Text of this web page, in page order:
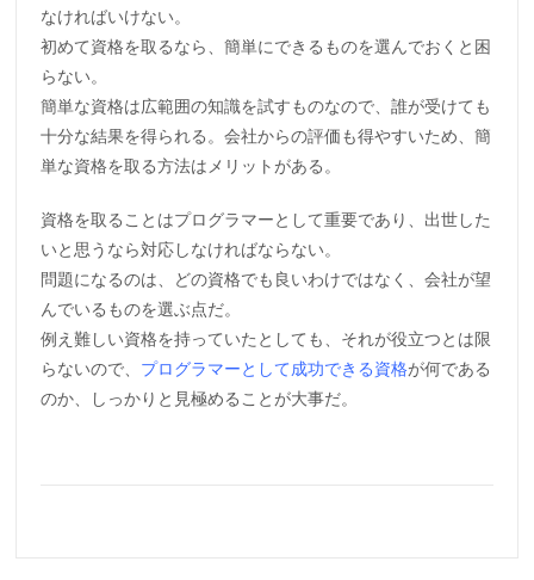
なければいけない。
初めて資格を取るなら、簡単にできるものを選んでおくと困
らない。
簡単な資格は広範囲の知識を試すものなので、誰が受けても
十分な結果を得られる。会社からの評価も得やすいため、簡
単な資格を取る方法はメリットがある。
資格を取ることはプログラマーとして重要であり、出世した
いと思うなら対応しなければならない。
問題になるのは、どの資格でも良いわけではなく、会社が望
んでいるものを選ぶ点だ。
例え難しい資格を持っていたとしても、それが役立つとは限
らないので、 プログラマーとして成功できる資格が何である
のか、しっかりと見極めることが大事だ。